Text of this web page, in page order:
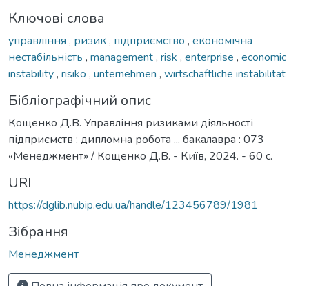
Ключові слова
управління , ризик, підприємство , економічна
нестабільність , management, risk , enterprise , economic
instability, risiko , unternehmen , wirtschaftliche instabilität
Бібліографічний опис
Кощенко Д.В. Управління ризиками діяльності
підприємств : дипломна робота ... бакалавра : 073
«Менеджмент» / Кощенко Д.В. - Київ, 2024. - 60 с.
URI
https://dglib.nubip.edu.ua/handle/123456789/1981
Зібрання
Менеджмент